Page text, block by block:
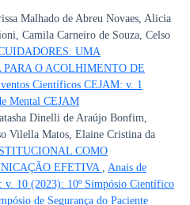
Malhado de Abreu Novaes, Alicia
Camila Carneiro de Souza, Celso
UMA
O ACOLHIMENTO DE
Científicos CEJAM: v. 1
Mental CEJAM
Dinelli de Araújo Bonfim,
Vilella Matos, Elaine Cristina da
COMO
EFETIVA
Anais de
v. 10 (2023): 10º Simpósio Científico
de Segurança do Paciente